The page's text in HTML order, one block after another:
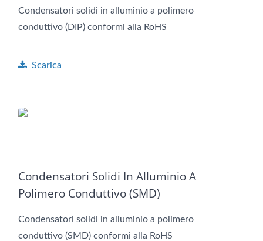
Condensatori solidi in alluminio a polimero
conduttivo (DIP) conformi alla RoHS
Scarica
Condensatori Solidi In Alluminio A
Polimero Conduttivo (SMD)
Condensatori solidi in alluminio a polimero
conduttivo (SMD) conformi alla RoHS